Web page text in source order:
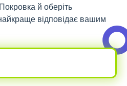
й оберіть
відповідає вашим